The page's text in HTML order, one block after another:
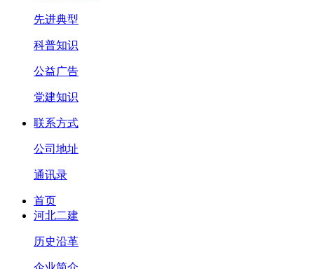
先进典型
科普知识
公益广告
党建知识
联系方式
公司地址
通讯录
首页
河北二建
历史沿革